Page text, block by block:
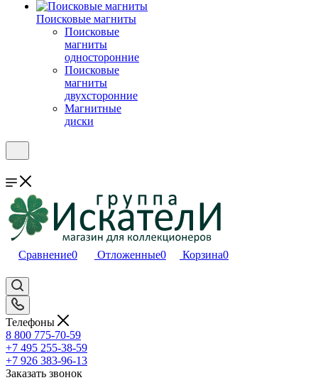
Поисковые магниты
Поисковые
магниты
односторонние
Поисковые
магниты
двухсторонние
Магнитные
диски
Сравнение0 Отложенные0 Корзина0
Телефоны
8 800 775-70-59
+7 495 255-38-59
+7 926 383-96-13
Заказать звонок